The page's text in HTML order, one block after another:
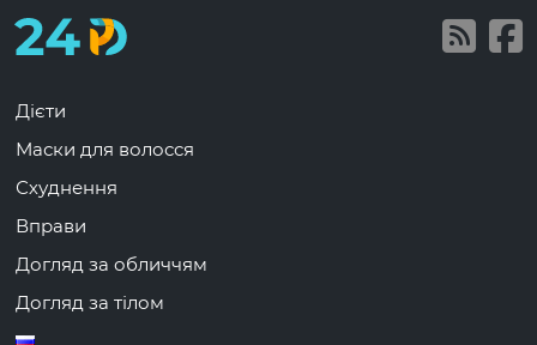
Дієти
Маски для волосся
Схуднення
Вправи
Догляд за обличчям
Догляд за тілом